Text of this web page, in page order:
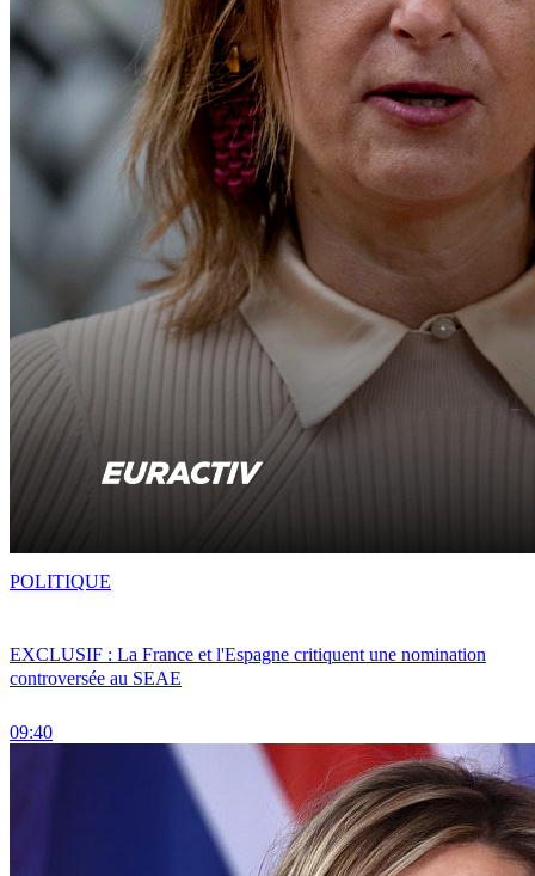
EXCLUSIF : La France et l'Espagne critiquent une nomination
controversée au SEAE
09:40
POLITIQUE